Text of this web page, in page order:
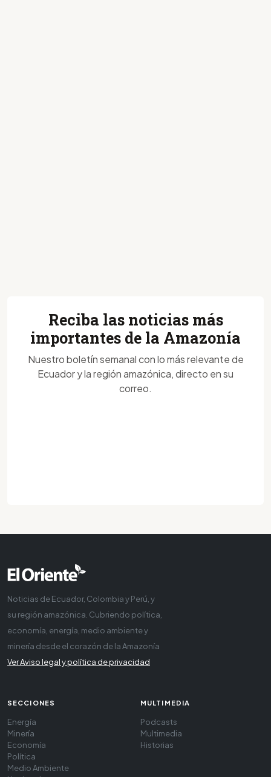
Reciba las noticias más
importantes de la Amazonía
Nuestro boletín semanal con lo más relevante de
Ecuador y la región amazónica, directo en su
correo.
Noticias de Ecuador, Colombia y Perú, y
su región amazónica. Cubriendo política,
economía, energía, medio ambiente y
minería desde el corazón de la Amazonía
Ver Aviso legal y política de privacidad
SECCIONES
Energía
Minería
Economía
Política
Medio Ambiente
MULTIMEDIA
Podcasts
Multimedia
Historias